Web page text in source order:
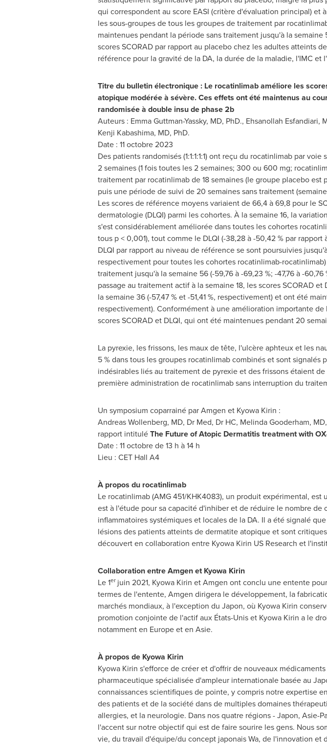
qui correspondent au score EASI (critère d'évaluation principal)
les sous-groupes de tous les groupes de traitement par
maintenues pendant la période sans traitement jusqu'à la
scores SCORAD par rapport au placebo chez les adultes atteints
référence pour la gravité de la DA, la durée de la maladie, l'IMC et
Titre du bulletin électronique : Le rocatinlimab améliore les
atopique modérée à sévère. Ces effets ont été maintenus au
randomisée à double insu de phase2b
Auteurs : Emma Guttman-Yassky, MD, PhD., Ehsanollah Esfandiari,
Kenji Kabashima, MD, PhD.
Date : 11 octobre 2023
Des patients randomisés (1:1:1:1:1) ont reçu du rocatinlimab par
2 semaines (1 fois toutes les 2 semaines; 300 ou 600 mg;
traitement par rocatinlimab de 18 semaines (le groupe placebo
puis une période de suivi de 20 semaines sans traitement
Les scores de référence moyens variaient de 66,4 à 69,8 pour le
dermatologie (DLQI) parmi les cohortes. À la semaine 16, la
s'est considérablement améliorée dans toutes les cohortes
tous p < 0,001), tout comme le DLQI (-38,28 à -50,42 % par
DLQI par rapport au niveau de référence se sont poursuivies
respectivement pour toutes les cohortes rocatinlimab-
traitement jusqu'à la semaine 56 (-59,76 à -69,23 %; -47,76 à -
passage au traitement actif à la semaine 18, les scores SCORAD
la semaine 36 (-57,47 % et -51,41 %, respectivement) et ont été
respectivement). Conformément à une amélioration importante
scores SCORAD et DLQI, qui ont été maintenues pendant 20
La pyrexie, les frissons, les maux de tête, l'ulcère aphteux et les
5 % dans tous les groupes rocatinlimab combinés et sont
indésirables liés au traitement de pyrexie et des frissons étaient
première administration de rocatinlimab sans interruption du
Un symposium coparrainé par Amgen et Kyowa Kirin :
Andreas Wollenberg, MD, Dr Med, Dr HC, Melinda Gooderham,
rapport intituléThe Future of Atopic Dermatitis treatment with
Date : 11 octobre de 13 h à 14 h
Lieu : CET Hall A4
À propos du rocatinlimab
Le rocatinlimab (AMG 451/KHK4083), un produit expérimental,
est à l'étude pour sa capacité d'inhiber et de réduire le nombre
inflammatoires systémiques et locales de la DA. Il a été signalé
lésions des patients atteints de dermatite atopique et sont
découvert en collaboration entre Kyowa Kirin US Research et
Collaboration entre Amgen et Kyowa Kirin
Le 1er juin 2021, Kyowa Kirin et Amgen ont conclu une entente
termes de l'entente, Amgen dirigera le développement, la
marchés mondiaux, à l'exception du Japon, où Kyowa Kirin
promotion conjointe de l'actif aux États-Unis et Kyowa Kirin a le
notamment en Europeet en Asie.
À propos de Kyowa Kirin
Kyowa Kirin s'efforce de créer et d'offrir de nouveaux
pharmaceutique spécialisée d'ampleur internationale basée au
connaissances scientifiques de pointe, y compris notre expertise
des patients et de la société dans de multiples domaines
allergies, et la neurologie. Dans nos quatre régions - Japon,
l'accent sur notre objectif qui est de faire sourire les gens. Nous
vie, du travail d'équipe/du concept japonais Wa, de l'innovation